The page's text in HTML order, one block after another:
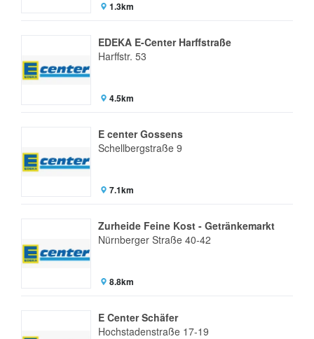
1.3km
EDEKA E-Center Harffstraße
Harffstr. 53
4.5km
E center Gossens
Schellbergstraße 9
7.1km
Zurheide Feine Kost - Getränkemarkt
Nürnberger Straße 40-42
8.8km
E Center Schäfer
Hochstadenstraße 17-19